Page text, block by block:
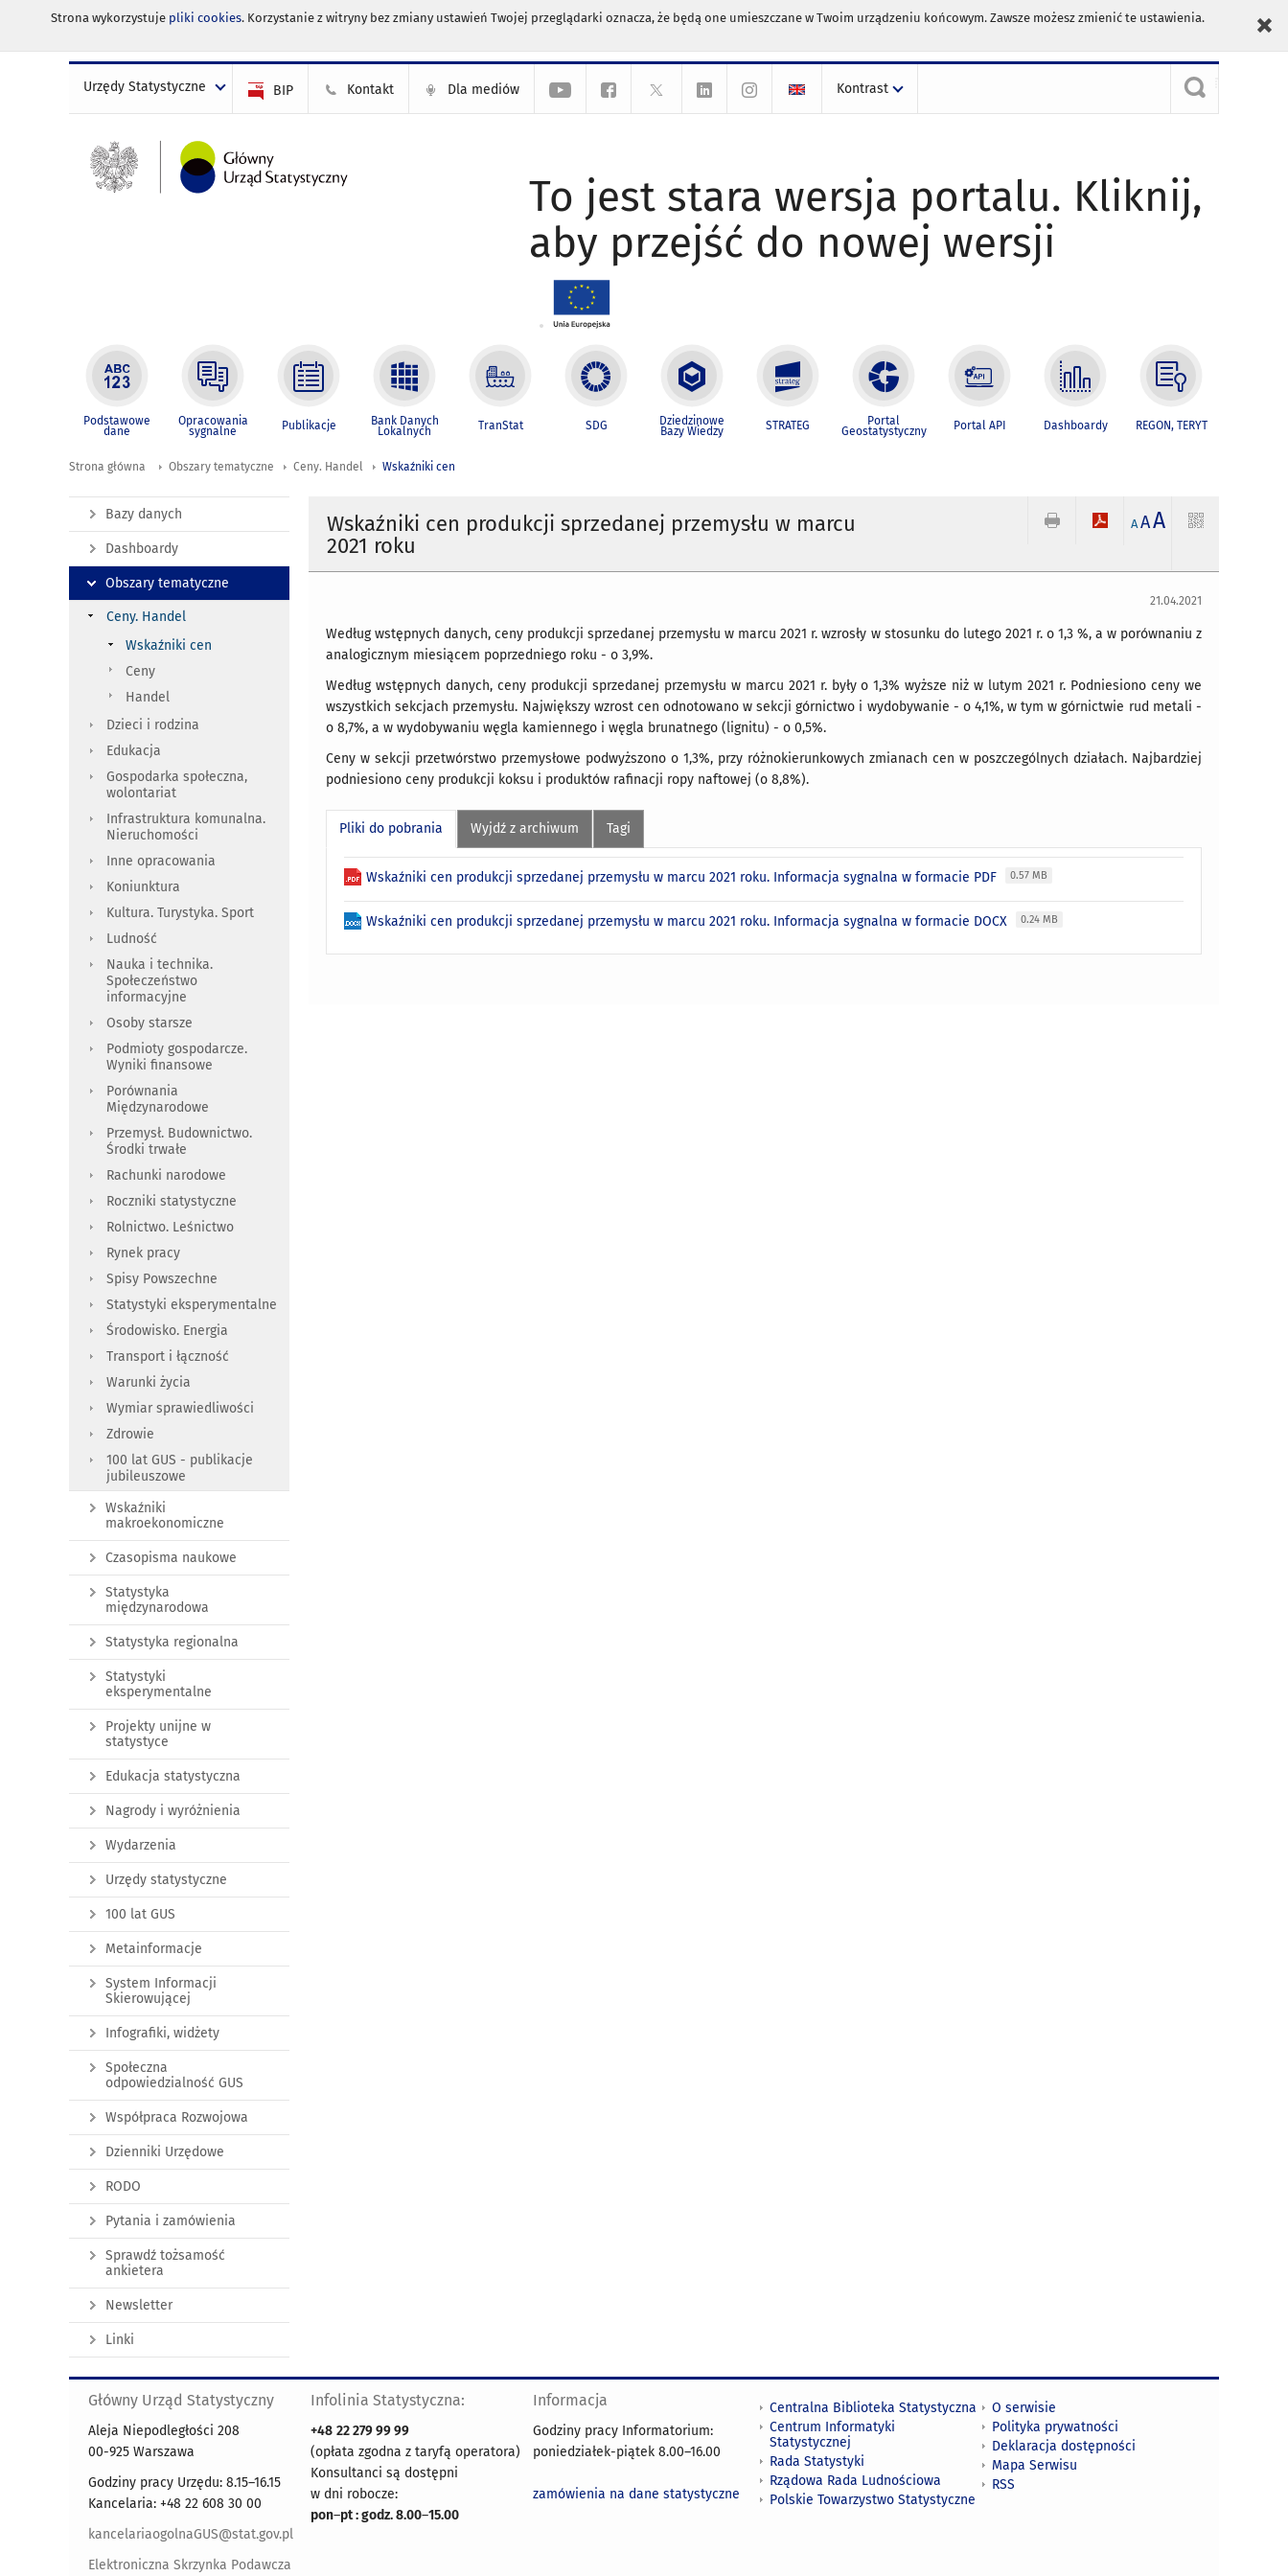
Strona wykorzystuje pliki cookies. Korzystanie z witryny bez zmiany ustawień Twojej przeglądarki oznacza, że będą one umieszczane w Twoim urządzeniu końcowym. Zawsze możesz zmienić te ustawienia.
Urzędy Statystyczne BIP Kontakt Dla mediów Kontrast
To jest stara wersja portalu. Kliknij,
aby przejść do nowej wersji
Podstawowe
dane
Opracowania
sygnalne Publikacje Bank Danych
Lokalnych TranStat SDG Dziedzinowe
Bazy Wiedzy STRATEG Portal
Geostatystyczny Portal API Dashboardy REGON, TERYT
Strona główna Obszary tematyczne Ceny. Handel Wskaźniki cen
Wskaźniki cen produkcji sprzedanej przemysłu w marcu
2021 roku
A AA
21.04.2021
Według wstępnych danych, ceny produkcji sprzedanej przemysłu w marcu 2021 r. wzrosły w stosunku do lutego 2021 r. o 1,3 %, a w porównaniu z
analogicznym miesiącem poprzedniego roku - o 3,9%.
Według wstępnych danych, ceny produkcji sprzedanej przemysłu w marcu 2021 r. były o 1,3% wyższe niż w lutym 2021 r. Podniesiono ceny we
wszystkich sekcjach przemysłu. Największy wzrost cen odnotowano w sekcji górnictwo i wydobywanie - o 4,1%, w tym w górnictwie rud metali -
o 8,7%, a w wydobywaniu węgla kamiennego i węgla brunatnego (lignitu) - o 0,5%.
Ceny w sekcji przetwórstwo przemysłowe podwyższono o 1,3%, przy różnokierunkowych zmianach cen w poszczególnych działach. Najbardziej
podniesiono ceny produkcji koksu i produktów rafinacji ropy naftowej (o 8,8%).
Pliki do pobrania Wyjdź z archiwum Tagi
Wskaźniki cen produkcji sprzedanej przemysłu w marcu 2021 roku. Informacja sygnalna w formacie PDF 0.57 MB
Wskaźniki cen produkcji sprzedanej przemysłu w marcu 2021 roku. Informacja sygnalna w formacie DOCX 0.24 MB
Bazy danych
Dashboardy
Obszary tematyczne
Ceny. Handel
Wskaźniki cen
Ceny
Handel
Dzieci i rodzina
Edukacja
Gospodarka społeczna,
wolontariat
Infrastruktura komunalna.
Nieruchomości
Inne opracowania
Koniunktura
Kultura. Turystyka. Sport
Ludność
Nauka i technika.
Społeczeństwo
informacyjne
Osoby starsze
Podmioty gospodarcze.
Wyniki finansowe
Porównania
Międzynarodowe
Przemysł. Budownictwo.
Środki trwałe
Rachunki narodowe
Roczniki statystyczne
Rolnictwo. Leśnictwo
Rynek pracy
Spisy Powszechne
Statystyki eksperymentalne
Środowisko. Energia
Transport i łączność
Warunki życia
Wymiar sprawiedliwości
Zdrowie
100 lat GUS - publikacje
jubileuszowe
Wskaźniki
makroekonomiczne
Czasopisma naukowe
Statystyka
międzynarodowa
Statystyka regionalna
Statystyki
eksperymentalne
Projekty unijne w
statystyce
Edukacja statystyczna
Nagrody i wyróżnienia
Wydarzenia
Urzędy statystyczne
100 lat GUS
Metainformacje
System Informacji
Skierowującej
Infografiki, widżety
Społeczna
odpowiedzialność GUS
Współpraca Rozwojowa
Dzienniki Urzędowe
RODO
Pytania i zamówienia
Sprawdź tożsamość
ankietera
Newsletter
Linki
Główny Urząd Statystyczny
Aleja Niepodległości 208
00-925 Warszawa
Godziny pracy Urzędu: 8.15–16.15
Kancelaria: +48 22 608 30 00
kancelariaogolnaGUS@stat.gov.pl
Elektroniczna Skrzynka Podawcza
Infolinia Statystyczna:
+48 22 279 99 99
(opłata zgodna z taryfą operatora)
Konsultanci są dostępni
w dni robocze:
pon–pt : godz. 8.00–15.00
Informacja
Godziny pracy Informatorium:
poniedziałek-piątek 8.00–16.00
zamówienia na dane statystyczne
Centralna Biblioteka Statystyczna
Centrum Informatyki
Statystycznej
Rada Statystyki
Rządowa Rada Ludnościowa
Polskie Towarzystwo Statystyczne
O serwisie
Polityka prywatności
Deklaracja dostępności
Mapa Serwisu
RSS